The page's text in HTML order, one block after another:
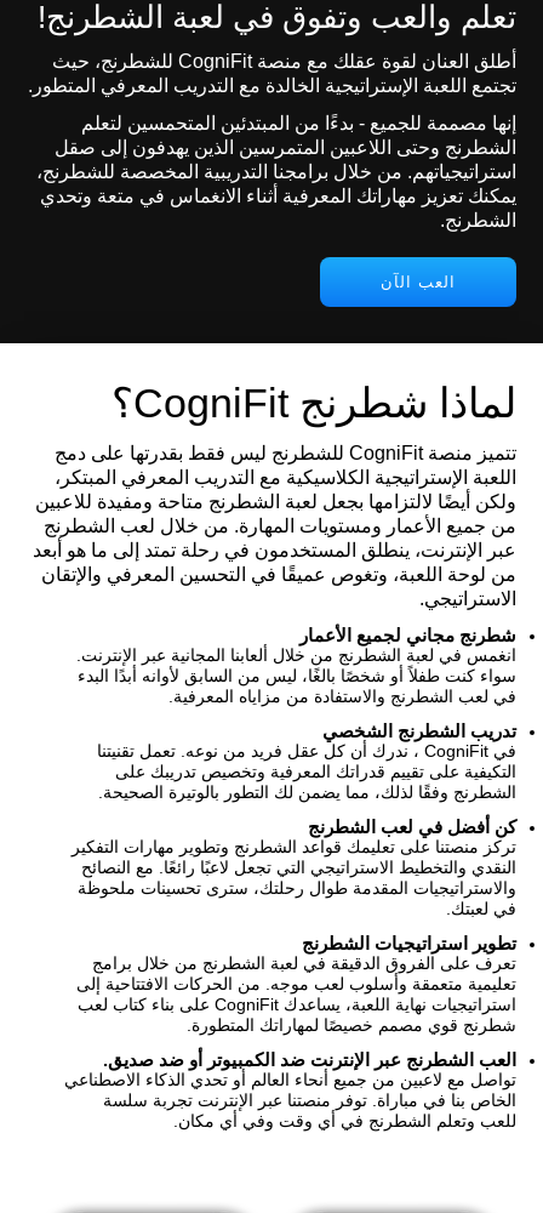
تعلم والعب وتفوق في لعبة الشطرنج!
أطلق العنان لقوة عقلك مع منصة CogniFit للشطرنج، حيث
تجتمع اللعبة الإستراتيجية الخالدة مع التدريب المعرفي المتطور.
إنها مصممة للجميع - بدءًا من المبتدئين المتحمسين لتعلم
الشطرنج وحتى اللاعبين المتمرسين الذين يهدفون إلى صقل
استراتيجياتهم. من خلال برامجنا التدريبية المخصصة للشطرنج،
يمكنك تعزيز مهاراتك المعرفية أثناء الانغماس في متعة وتحدي
الشطرنج.
العب الآن
لماذا شطرنج CogniFit؟
تتميز منصة CogniFit للشطرنج ليس فقط بقدرتها على دمج
اللعبة الإستراتيجية الكلاسيكية مع التدريب المعرفي المبتكر،
ولكن أيضًا لالتزامها بجعل لعبة الشطرنج متاحة ومفيدة للاعبين
من جميع الأعمار ومستويات المهارة. من خلال لعب الشطرنج
عبر الإنترنت، ينطلق المستخدمون في رحلة تمتد إلى ما هو أبعد
من لوحة اللعبة، وتغوص عميقًا في التحسين المعرفي والإتقان
الاستراتيجي.
شطرنج مجاني لجميع الأعمار
انغمس في لعبة الشطرنج من خلال ألعابنا المجانية عبر الإنترنت.
سواء كنت طفلاً أو شخصًا بالغًا، ليس من السابق لأوانه أبدًا البدء
في لعب الشطرنج والاستفادة من مزاياه المعرفية.
تدريب الشطرنج الشخصي
في CogniFit ، ندرك أن كل عقل فريد من نوعه. تعمل تقنيتنا
التكيفية على تقييم قدراتك المعرفية وتخصيص تدريبك على
الشطرنج وفقًا لذلك، مما يضمن لك التطور بالوتيرة الصحيحة.
كن أفضل في لعب الشطرنج
تركز منصتنا على تعليمك قواعد الشطرنج وتطوير مهارات التفكير
النقدي والتخطيط الاستراتيجي التي تجعل لاعبًا رائعًا. مع النصائح
والاستراتيجيات المقدمة طوال رحلتك، سترى تحسينات ملحوظة
في لعبتك.
تطوير استراتيجيات الشطرنج
تعرف على الفروق الدقيقة في لعبة الشطرنج من خلال برامج
تعليمية متعمقة وأسلوب لعب موجه. من الحركات الافتتاحية إلى
استراتيجيات نهاية اللعبة، يساعدك CogniFit على بناء كتاب لعب
شطرنج قوي مصمم خصيصًا لمهاراتك المتطورة.
العب الشطرنج عبر الإنترنت ضد الكمبيوتر أو ضد صديق.
تواصل مع لاعبين من جميع أنحاء العالم أو تحدي الذكاء الاصطناعي
الخاص بنا في مباراة. توفر منصتنا عبر الإنترنت تجربة سلسة
للعب وتعلم الشطرنج في أي وقت وفي أي مكان.